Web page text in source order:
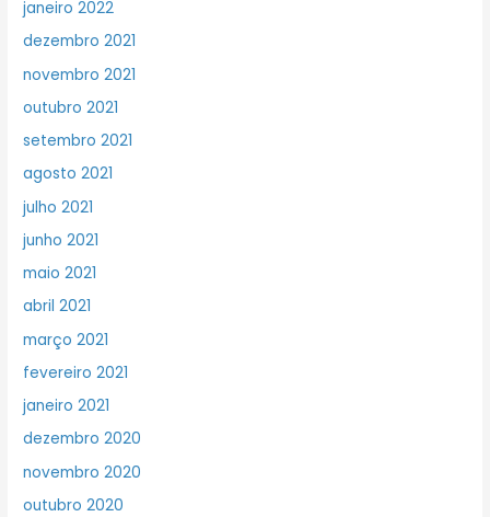
janeiro 2022
dezembro 2021
novembro 2021
outubro 2021
setembro 2021
agosto 2021
julho 2021
junho 2021
maio 2021
abril 2021
março 2021
fevereiro 2021
janeiro 2021
dezembro 2020
novembro 2020
outubro 2020